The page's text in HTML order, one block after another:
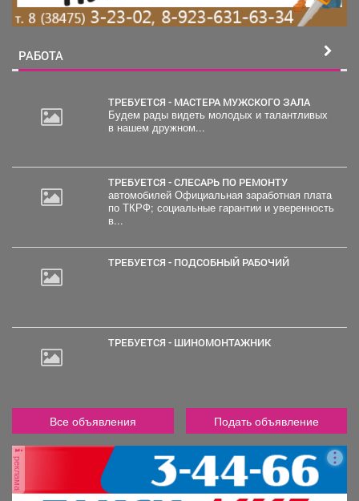
РАБОТА
ТРЕБУЕТСЯ - МАСТЕРА МУЖСКОГО ЗАЛА
Будем рады видеть молодых и талантливых
в нашем дружном...
ТРЕБУЕТСЯ - СЛЕСАРЬ ПО РЕМОНТУ
автомобилей Официальная заработная плата
по ТКРФ; социальные гарантии и уверенность
в...
ТРЕБУЕТСЯ - ПОДСОБНЫЙ РАБОЧИЙ
ТРЕБУЕТСЯ - ШИНОМОНТАЖНИК
Все объявления Подать объявление
реклама